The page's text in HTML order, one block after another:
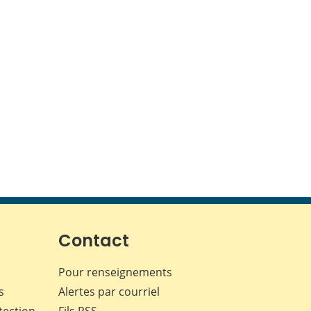
Contact
Pour renseignements
Alertes par courriel